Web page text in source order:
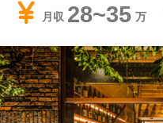
月収 28~35